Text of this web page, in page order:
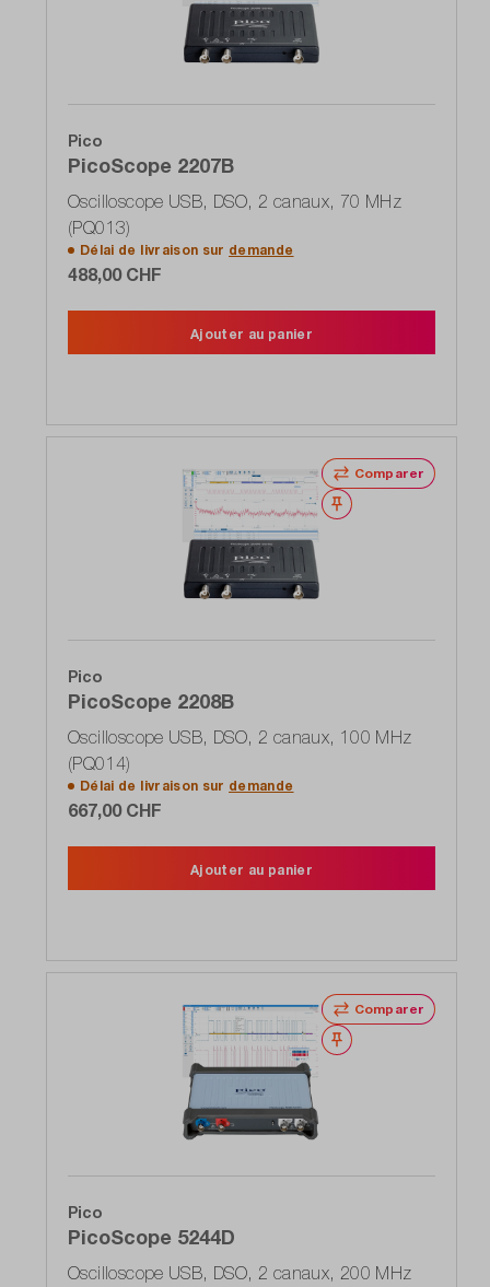
Pico
PicoScope 2207B
Oscilloscope USB, DSO, 2 canaux, 70 MHz
(PQ013)
Délai de livraison sur demande
488,00 CHF
Ajouter au panier
Comparer
Noter
Pico
PicoScope 2208B
Oscilloscope USB, DSO, 2 canaux, 100 MHz
(PQ014)
Délai de livraison sur demande
667,00 CHF
Ajouter au panier
Comparer
Noter
Pico
PicoScope 5244D
Oscilloscope USB, DSO, 2 canaux, 200 MHz